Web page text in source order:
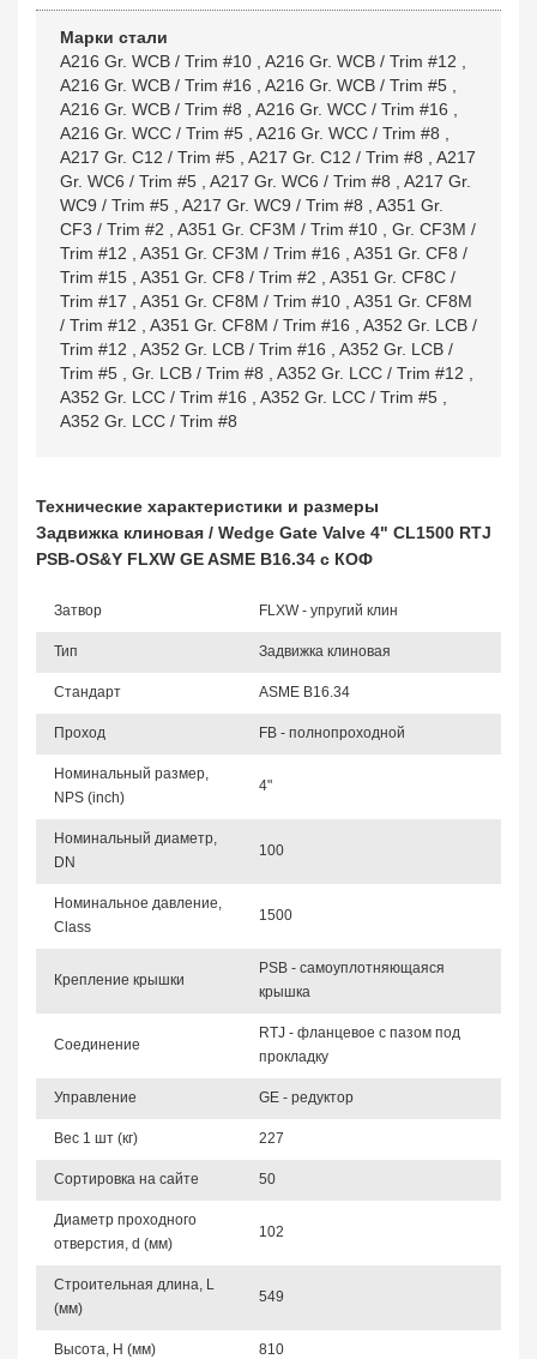
Марки стали
A216 Gr. WCB / Trim #10
A216 Gr. WCB / Trim #12
A216 Gr. WCB / Trim #16
A216 Gr. WCB / Trim #5
A216 Gr. WCB / Trim #8
A216 Gr. WCC / Trim #16
A216 Gr. WCC / Trim #5
A216 Gr. WCC / Trim #8
A217 Gr. C12 / Trim #5
A217 Gr. C12 / Trim #8
A217
Gr. WC6 / Trim #5
A217 Gr. WC6 / Trim #8
A217 Gr.
WC9 / Trim #5
A217 Gr. WC9 / Trim #8
A351 Gr.
CF3 / Trim #2
A351 Gr. CF3M / Trim #10
Gr. CF3M /
Trim #12
A351 Gr. CF3M / Trim #16
A351 Gr. CF8 /
Trim #15
A351 Gr. CF8 / Trim #2
A351 Gr. CF8C /
Trim #17
A351 Gr. CF8M / Trim #10
A351 Gr. CF8M
/ Trim #12
A351 Gr. CF8M / Trim #16
A352 Gr. LCB /
Trim #12
A352 Gr. LCB / Trim #16
A352 Gr. LCB /
Trim #5
Gr. LCB / Trim #8 A352 Gr. LCC / Trim #12
A352 Gr. LCC / Trim #16
A352 Gr. LCC / Trim #5
A352 Gr. LCC / Trim #8
Технические характеристики и размеры
Задвижка клиновая / Wedge Gate Valve 4" CL1500 RTJ
PSB-OS&Y FLXW GE ASME B16.34 с КОФ
Затвор FLXW - упругий клин
Тип Задвижка клиновая
Стандарт ASME B16.34
Проход FB - полнопроходной
Номинальный размер,
NPS (inch)
4"
Номинальный диаметр,
DN
100
Номинальное давление,
Class
1500
Крепление крышки
PSB - самоуплотняющаяся
крышка
Соединение
RTJ - фланцевое с пазом под
прокладку
Управление GE - редуктор
Вес 1 шт (кг) 227
Сортировка на сайте 50
Диаметр проходного
отверстия, d (мм)
102
Строительная длина, L
(мм)
549
Высота, Н (мм) 810